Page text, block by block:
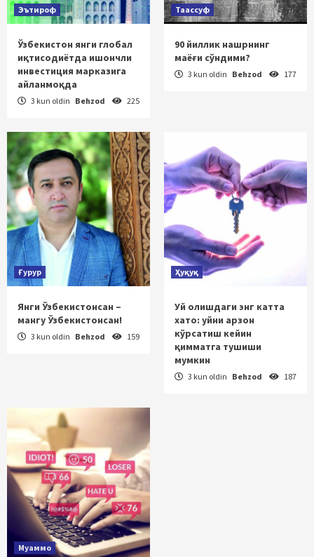
Эътироф
Ўзбекистон янги глобал
иқтисодиётда ишончли
инвестиция марказига
айланмоқда
3 kun oldin Behzod 225
Таассуф
90 йиллик нашрнинг
маёғи сўндими?
3 kun oldin Behzod 177
Ғурур
Янги Ўзбекистонсан –
мангу Ўзбекистонсан!
3 kun oldin Behzod 159
Ҳуқуқ
Уй олишдаги энг катта
хато: уйни арзон
кўрсатиш кейин
қимматга тушиши
мумкин
3 kun oldin Behzod 187
Муаммо